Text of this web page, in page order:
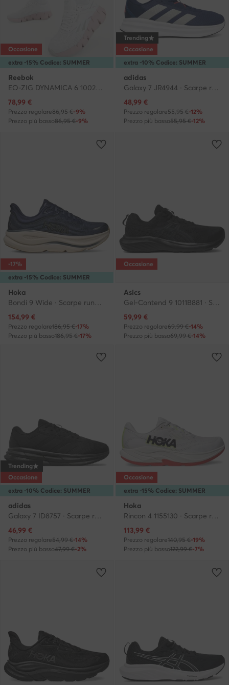
extra -15% Codice: SUMMER
Occasione
Reebok
Prezzo attuale
78,99 €
Prezzo regolare86,95 €-9%
Prezzo più basso86,95 €-9%
extra -10% Codice: SUMMER
Trending
Occasione
adidas
Prezzo attuale
48,99 €
Prezzo regolare55,95 €-12%
Prezzo più basso55,95 €-12%
extra -15% Codice: SUMMER
-17%
Hoka
Bondi 9 Wide · Scarpe running
Prezzo attuale
154,99 €
Prezzo regolare186,95 €-17%
Prezzo più basso186,95 €-17%
Occasione
Asics
Gel-Contend 9 1011B881 · Scarpe running
Prezzo attuale
59,99 €
Prezzo regolare69,99 €-14%
Prezzo più basso69,99 €-14%
extra -10% Codice: SUMMER
Trending
Occasione
adidas
Galaxy 7 ID8757 · Scarpe running
Prezzo attuale
46,99 €
Prezzo regolare54,99 €-14%
Prezzo più basso47,99 €-2%
extra -15% Codice: SUMMER
Occasione
Hoka
Rincon 4 1155130 · Scarpe running
Prezzo attuale
113,99 €
Prezzo regolare140,95 €-19%
Prezzo più basso122,99 €-7%